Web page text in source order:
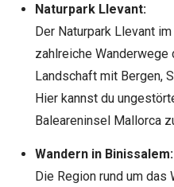
Naturpark Llevant:
Der Naturpark Llevant
zahlreiche
Landschaft mit Bergen,
Hier kannst du
Baleareninsel Mallorca
Wandern in Binissalem:
Die Region rund um